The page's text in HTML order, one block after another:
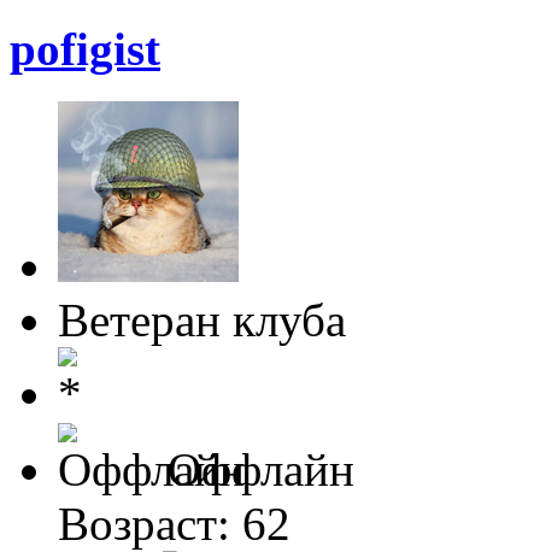
pofigist
Ветеран клуба
Оффлайн
Возраст: 62